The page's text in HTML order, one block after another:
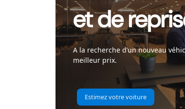
et de
A la recherche d’un nouveau
meilleur prix.
Estimez votre voiture